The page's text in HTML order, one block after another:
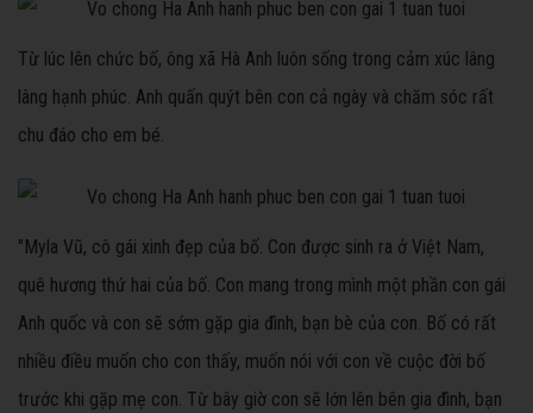
Từ lúc lên chức bố, ông xã Hà Anh luôn sống trong cảm xúc lâng
lâng hạnh phúc. Anh quấn quýt bên con cả ngày và chăm sóc rất
chu đáo cho em bé.
"Myla Vũ, cô gái xinh đẹp của bố. Con được sinh ra ở Việt Nam,
quê hương thứ hai của bố. Con mang trong mình một phần con gái
Anh quốc và con sẽ sớm gặp gia đình, bạn bè của con. Bố có rất
nhiều điều muốn cho con thấy, muốn nói với con về cuộc đời bố
trước khi gặp mẹ con. Từ bây giờ con sẽ lớn lên bên gia đình, bạn